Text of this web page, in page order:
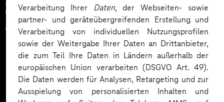
Verarbeitung Ihrer Daten, der Webseiten- sowie
partner- und geräteübergreifenden Erstellung und
Verarbeitung von individuellen Nutzungsprofilen
sowie der Weitergabe Ihrer Daten an Drittanbieter,
die zum Teil Ihre Daten in Ländern außerhalb der
europäischen Union verarbeiten (DSGVO Art. 49).
Die Daten werden für Analysen, Retargeting und zur
Ausspielung von personalisierten Inhalten und
Zahlreiche Unternehmen
vertrauen auf unsere
Expertise. Hier eine Auswahl: